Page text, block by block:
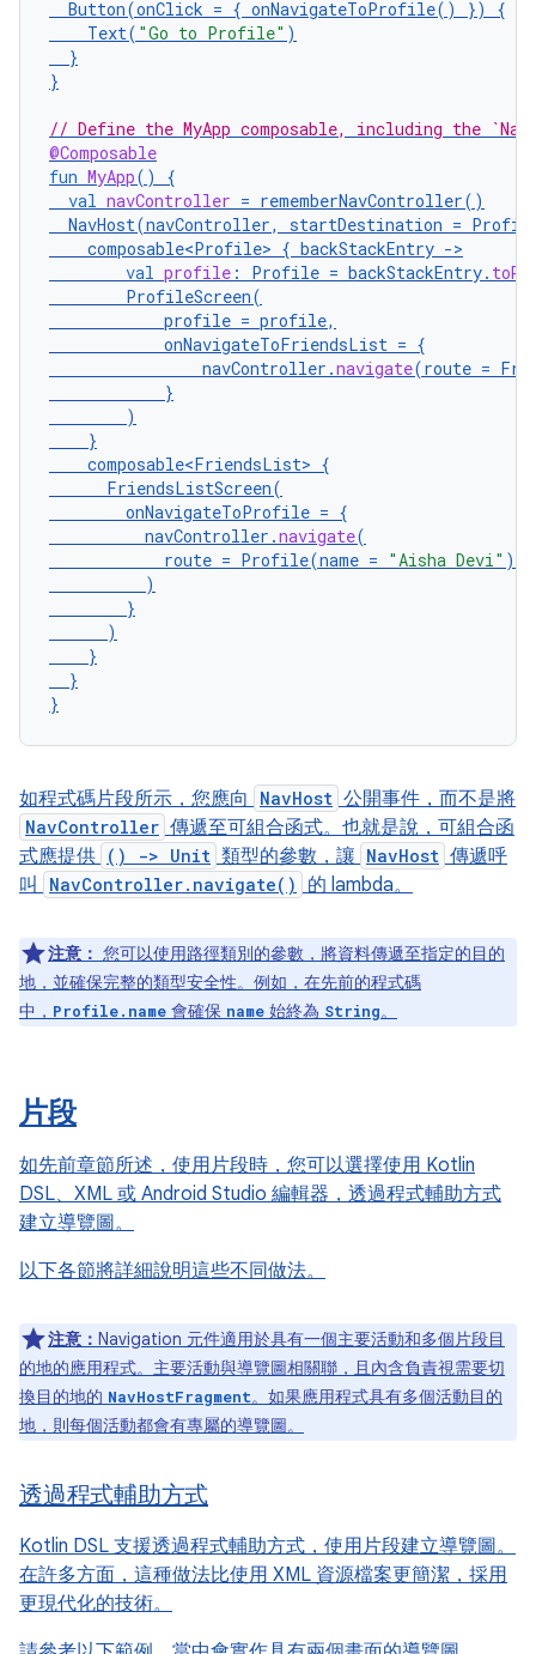
Button(onClick = { onNavigateToProfile() })
{
Text( "Go to Profile" )
}
}
// Define the MyApp composable, including the
@Composable
fun MyApp()
{
val navController = rememberNavController()
NavHost(navController, startDestination =
composable<Profile> { backStackEntry -
val profile : Profile = backStackEntry.
ProfileScreen(
profile = profile,
onNavigateToFriendsList = {
navController .navigate(route =
}
)
}
composable<FriendsList> {
FriendsListScreen(
onNavigateToProfile = {
navController .navigate(
route = Profile(name = "Aisha Devi" )
)
}
)
}
}
}
如程式碼片段所示，您應向 NavHost 公開事件，而不是將
NavController 傳遞至可組合函式。也就是說，可組合函
式應提供 () -> Unit 類型的參數，讓 NavHost 傳遞呼
叫
NavController.navigate() 的 lambda。
注意： 您可以使用路徑類別的參數，將資料傳遞至指定的目的
地，並確保完整的類型安全性。例如，在先前的程式碼
中， Profile.name 會確保 name 始終為 String。
片段
如先前章節所述，使用片段時，您可以選擇使用 Kotlin
DSL、XML 或 Android Studio 編輯器，透過程式輔助方式
建立導覽圖。
以下各節將詳細說明這些不同做法。
注意： Navigation 元件適用於具有一個主要活動和多個片段目
的地的應用程式。主要活動與導覽圖相關聯，且內含負責視需要切
換目的地的 NavHostFragment。如果應用程式具有多個活動目的
地，則每個活動都會有專屬的導覽圖。
透過程式輔助方式
Kotlin DSL 支援透過程式輔助方式，使用片段建立導覽圖。
在許多方面，這種做法比使用 XML 資源檔案更簡潔，採用
更現代化的技術。